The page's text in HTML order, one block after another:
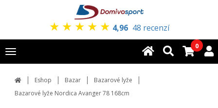
★ ★ ★ ★ ★ 4,96 48 recenzí
Toggle
navigation
0
Eshop Bazar
Bazarové lyže
Bazarové lyže Nordica Avanger 78 168cm